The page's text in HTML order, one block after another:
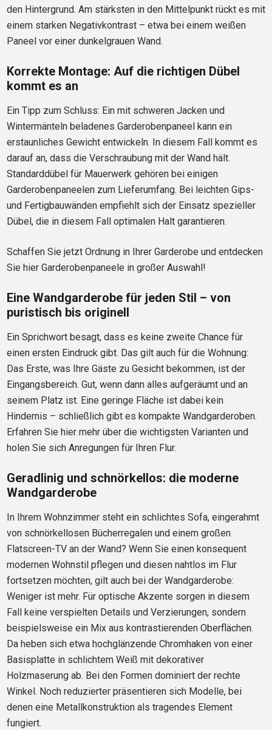
den Hintergrund. Am stärksten in den Mittelpunkt rückt es mit
einem starken Negativkontrast – etwa bei einem weißen
Paneel vor einer dunkelgrauen Wand.
Korrekte Montage: Auf die richtigen Dübel
kommt es an
Ein Tipp zum Schluss: Ein mit schweren Jacken und
Wintermänteln beladenes Garderobenpaneel kann ein
erstaunliches Gewicht entwickeln. In diesem Fall kommt es
darauf an, dass die Verschraubung mit der Wand hält.
Standarddübel für Mauerwerk gehören bei einigen
Garderobenpaneelen zum Lieferumfang. Bei leichten Gips-
und Fertigbauwänden empfiehlt sich der Einsatz spezieller
Dübel, die in diesem Fall optimalen Halt garantieren.
Schaffen Sie jetzt Ordnung in Ihrer Garderobe und entdecken
Sie hier Garderobenpaneele in großer Auswahl!
Eine Wandgarderobe für jeden Stil – von
puristisch bis originell
Ein Sprichwort besagt, dass es keine zweite Chance für
einen ersten Eindruck gibt. Das gilt auch für die Wohnung:
Das Erste, was Ihre Gäste zu Gesicht bekommen, ist der
Eingangsbereich. Gut, wenn dann alles aufgeräumt und an
seinem Platz ist. Eine geringe Fläche ist dabei kein
Hindernis – schließlich gibt es kompakte Wandgarderoben.
Erfahren Sie hier mehr über die wichtigsten Varianten und
holen Sie sich Anregungen für Ihren Flur.
Geradlinig und schnörkellos: die moderne
Wandgarderobe
In Ihrem Wohnzimmer steht ein schlichtes Sofa, eingerahmt
von schnörkellosen Bücherregalen und einem großen
Flatscreen-TV an der Wand? Wenn Sie einen konsequent
modernen Wohnstil pflegen und diesen nahtlos im Flur
fortsetzen möchten, gilt auch bei der Wandgarderobe:
Weniger ist mehr. Für optische Akzente sorgen in diesem
Fall keine verspielten Details und Verzierungen, sondern
beispielsweise ein Mix aus kontrastierenden Oberflächen.
Da heben sich etwa hochglänzende Chromhaken von einer
Basisplatte in schlichtem Weiß mit dekorativer
Holzmaserung ab. Bei den Formen dominiert der rechte
Winkel. Noch reduzierter präsentieren sich Modelle, bei
denen eine Metallkonstruktion als tragendes Element
fungiert.